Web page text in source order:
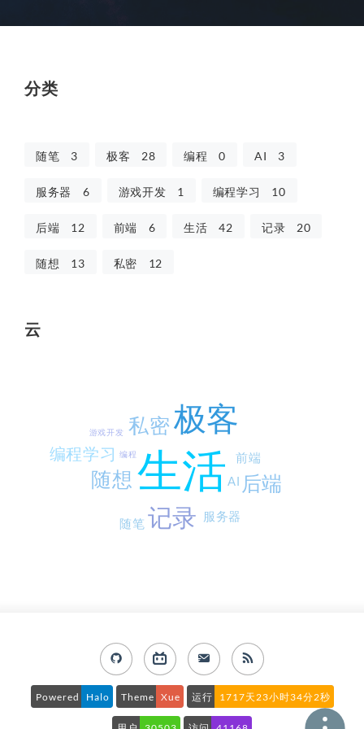
分类
随笔 3 极客 28 编程 0 AI 3
服务器 6 游戏开发 1 编程学习 10
后端 12 前端 6 生活 42 记录 20
随想 13 私密 12
云
生活
极客
记录
随想 后端
私密
编程学习
服务器
前端
随笔
AI
游戏开发
编程
Powered Halo Theme Xue 运行 1717天23小时34分3秒